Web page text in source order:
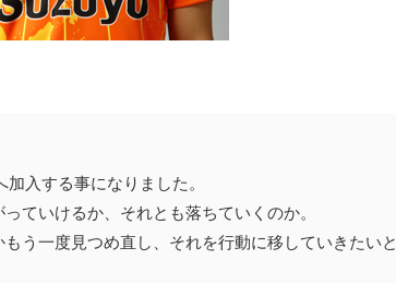
入する事になりました。
ていけるか、それとも落ちていくのか。
う一度見つめ直し、それを行動に移していきたいと